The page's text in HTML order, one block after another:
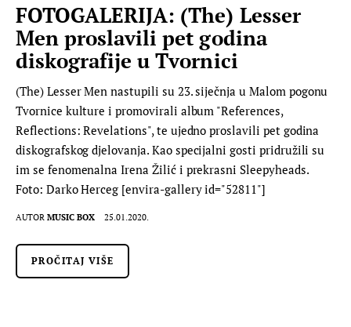
FOTOGALERIJA: (The) Lesser
Men proslavili pet godina
diskografije u Tvornici
(The) Lesser Men nastupili su 23. siječnja u Malom pogonu
Tvornice kulture i promovirali album "References,
Reflections: Revelations", te ujedno proslavili pet godina
diskografskog djelovanja. Kao specijalni gosti pridružili su
im se fenomenalna Irena Žilić i prekrasni Sleepyheads.
Foto: Darko Herceg [envira-gallery id="52811"]
AUTOR MUSIC BOX 25.01.2020.
PROČITAJ VIŠE